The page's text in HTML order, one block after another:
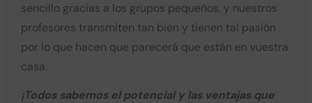
sencillo gracias a los grupos pequeños, y nuestros
profesores transmiten tan bien y tienen tal pasión
por lo que hacen que parecerá que están en vuestra
casa.
¡Todos sabemos el potencial y las ventajas que